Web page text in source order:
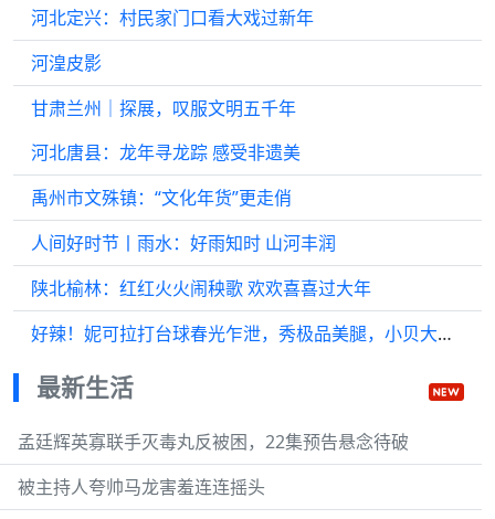
河北定兴：村民家门口看大戏过新年
河湟皮影
甘肃兰州｜探展，叹服文明五千年
河北唐县：龙年寻龙踪 感受非遗美
禹州市文殊镇：“文化年货”更走俏
人间好时节丨雨水：好雨知时 山河丰润
陕北榆林：红红火火闹秧歌 欢欢喜喜过大年
好辣！妮可拉打台球春光乍泄，秀极品美腿，小贝大公子看入神了
最新生活
孟廷辉英寡联手灭毒丸反被困，22集预告悬念待破
被主持人夸帅马龙害羞连连摇头